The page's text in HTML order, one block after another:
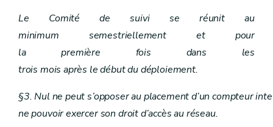
Art. 46
Art. 47
Art. 49
Art. 50
Art. 55
Art. 56
Art. 57
Le Comité de suivi se réunit au
minimum semestriellement et pour
la première fois dans les
trois mois après le début du déploiement.
§3. Nul ne peut s’opposer au placement d’un compteur
ne pouvoir exercer son droit d’accès au réseau.